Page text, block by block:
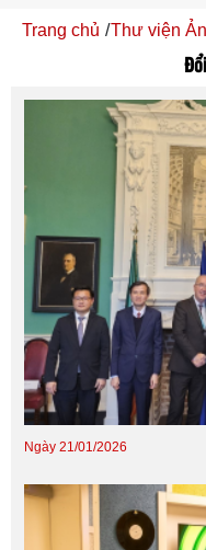
Trang chủ Thư viện
Ngày 21/01/2026